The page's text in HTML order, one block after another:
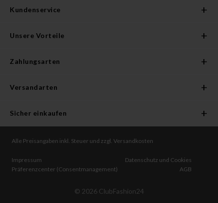
Kundenservice
Unsere Vorteile
Zahlungsarten
Versandarten
Sicher einkaufen
Alle Preisangaben inkl. Steuer und zzgl. Versandkosten
Impressum
Datenschutz und Cookies
Präferenzcenter (Consentmanagement)
AGB
© 2026ClubFashion24